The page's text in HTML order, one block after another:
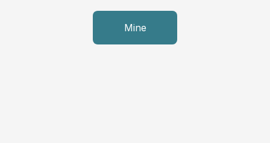
Mine